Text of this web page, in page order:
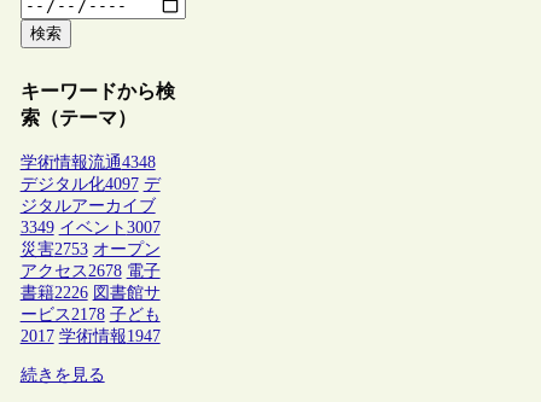
検索
キーワードから検
索（テーマ）
学術情報流通4348
デジタル化4097 デ
ジタルアーカイブ
3349 イベント 3007
災害2753 オープン
アクセス 2678 電子
書籍2226 図書館サ
ービス 2178 子ども
2017 学術情報1947
続きを見る